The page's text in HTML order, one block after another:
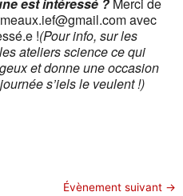
avec
!(Pour info, sur les
ateliers science ce qui
et donne une occasion
s’iels le veulent !)
Évènement suivant →